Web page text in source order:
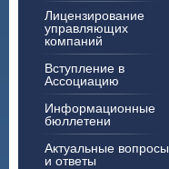
Лицензирование
управляющих
компаний
Вступление в
Ассоциацию
Информационные
бюллетени
Актуальные вопросы
и ответы